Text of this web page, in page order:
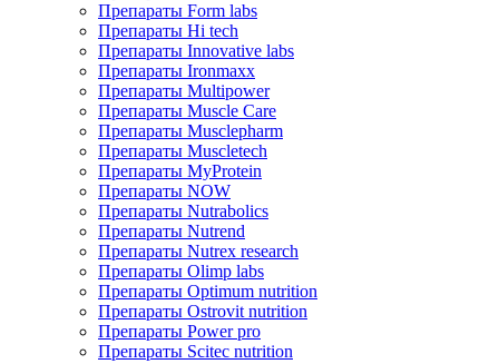
Препараты Form labs
Препараты Hi tech
Препараты Innovative labs
Препараты Ironmaxx
Препараты Multipower
Препараты Muscle Care
Препараты Musclepharm
Препараты Muscletech
Препараты MyProtein
Препараты NOW
Препараты Nutrabolics
Препараты Nutrend
Препараты Nutrex research
Препараты Olimp labs
Препараты Optimum nutrition
Препараты Ostrovit nutrition
Препараты Power pro
Препараты Scitec nutrition